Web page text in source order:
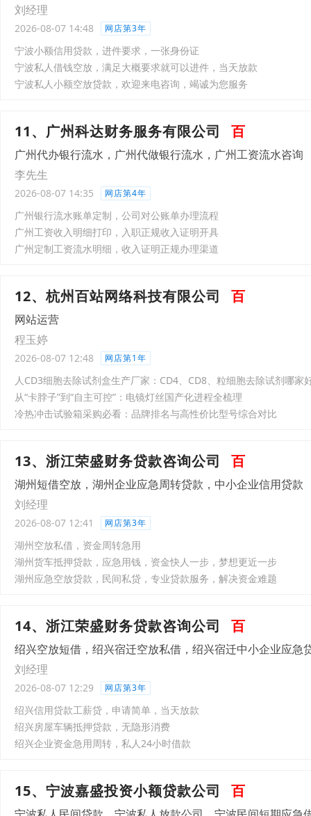
刘经理
2026-08-07 14:48 网店第3年
宁波小额信用贷款，进件要求，一张身份证
宁波私人借钱空放，满足大概要求就可以进件，当天放款
宁波私人小额空放贷款，欢迎来电咨询，竭诚为您服务
11、广州科达财务服务有限公司 百
广州代办银行流水，广州代做银行流水，广州工资流水咨询
李先生
2026-08-07 14:35 网店第4年
广州银行流水账单定制，公司对公账单办理流程
广州工资收入明细打印，入职正规收入证明开具
广州定制工资流水明细，收入证明正规办理渠道
12、杭州百站网络科技有限公司 百
网站运营
程玉婷
2026-08-07 12:48 网店第1年
人CD3细胞去除试剂盒生产厂家：CD4、CD8、粒细胞去除试剂哪家
从“卡脖子”到“自主可控”：电镜灯丝国产化进程全梳理
冷热冲击试验箱采购必看：品牌排名与高性价比型号综合对比
13、浙江荣盛财务贷款咨询公司 百
湖州短借空放，湖州企业应急周转贷款，中小企业信用贷款
刘经理
2026-08-07 12:41 网店第3年
湖州空放私借，资金周转急用
湖州货车抵押贷款，应急用钱，资金快人一步，梦想更近一步
湖州应急空放贷款，民间私贷，专业贷款服务，解决资金难题
14、浙江荣盛财务贷款咨询公司 百
绍兴空放短借，绍兴宿迁空放私借，绍兴宿迁中小企业应急
刘经理
2026-08-07 12:29 网店第3年
绍兴信用贷款工薪贷，申请简单，当天放款
绍兴房屋车辆抵押贷款，无隐形消费
绍兴企业资金急用周转，私人24小时借款
15、宁波嘉盛投资小额贷款公司 百